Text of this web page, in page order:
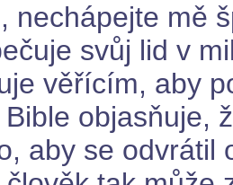
nechápejte mě
svůj lid v
věřícím, aby
objasňuje,
aby se odvrátil